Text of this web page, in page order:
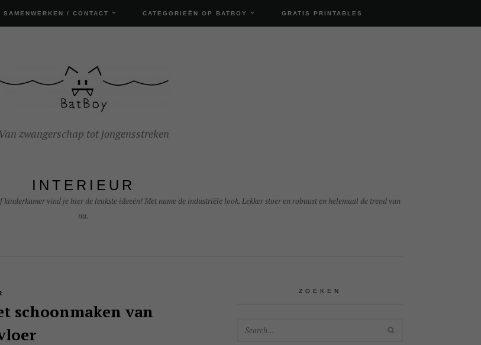
SAMENWERKEN / CONTACT CATEGORIEËN OP BATBOY GRATIS PRINTABLES
Van zwangerschap tot jongensstreken
INTERIEUR
vind je hier de leukste ideeën! Met name de industriële look. Lekker stoer en robuust en helemaal de trend van
nu.
schoonmaken van
ZOEKEN